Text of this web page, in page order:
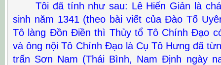
Tôi đã tính như sau: Lê Hiến Giản là
sinh năm 1341 (theo bài viết của Đào Tố
Tô làng Đồn Điền thì Thủy tổ Tô Chính Đạo
và ông nội Tô Chính Đạo là Cụ Tô Hưng đã
trấn Sơn Nam (Thái Bình, Nam Định ngày